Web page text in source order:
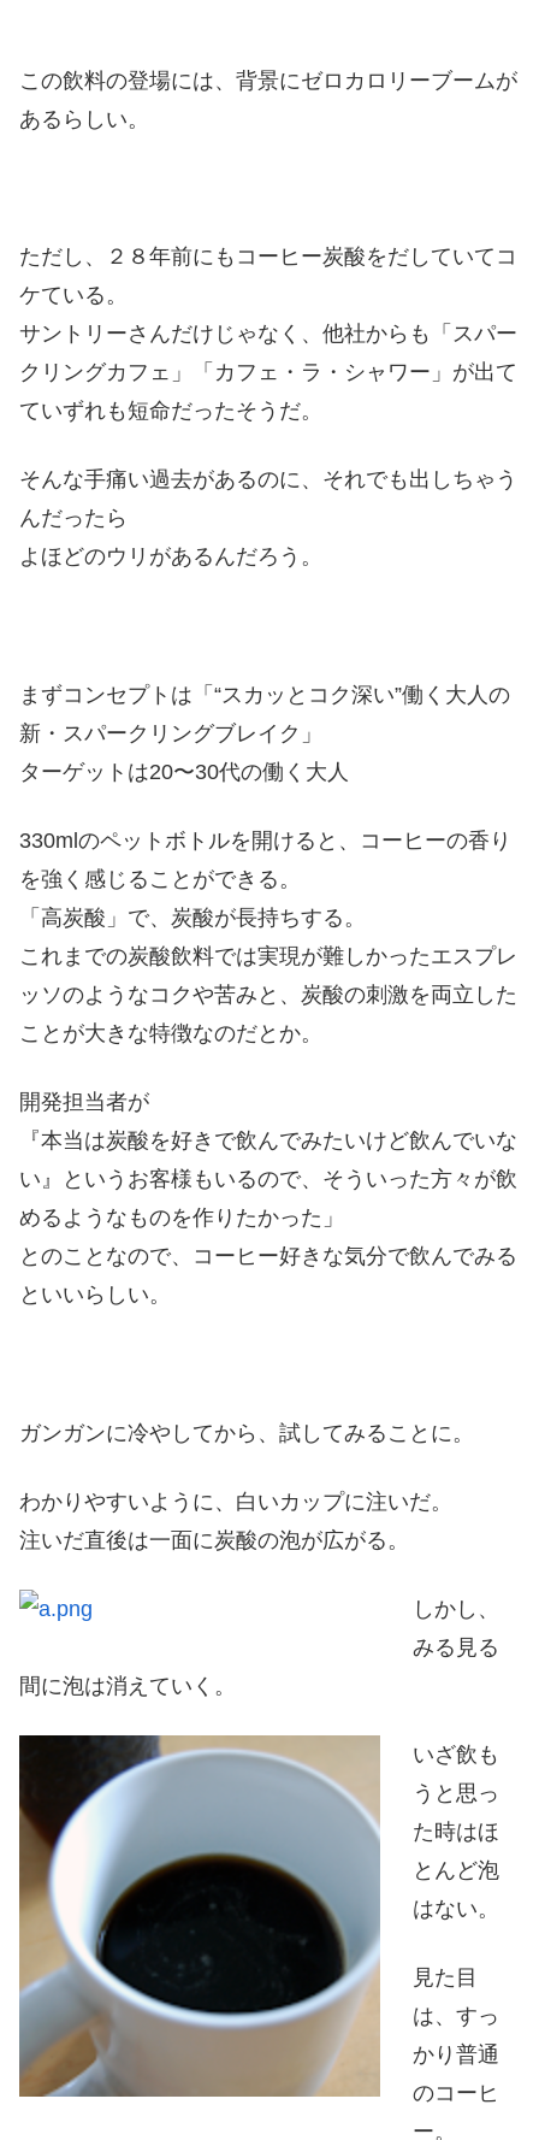
この飲料の登場には、背景にゼロカロリーブームが
あるらしい。
ただし、２８年前にもコーヒー炭酸をだしていてコ
ケている。
サントリーさんだけじゃなく、他社からも「スパー
クリングカフェ」「カフェ・ラ・シャワー」が出て
ていずれも短命だったそうだ。
そんな手痛い過去があるのに、それでも出しちゃう
んだったら
よほどのウリがあるんだろう。
まずコンセプトは「“スカッとコク深い”働く大人の
新・スパークリングブレイク」
ターゲットは20〜30代の働く大人
330mlのペットボトルを開けると、コーヒーの香り
を強く感じることができる。
「高炭酸」で、炭酸が長持ちする。
これまでの炭酸飲料では実現が難しかったエスプレ
ッソのようなコクや苦みと、炭酸の刺激を両立した
ことが大きな特徴なのだとか。
開発担当者が
『本当は炭酸を好きで飲んでみたいけど飲んでいな
い』というお客様もいるので、そういった方々が飲
めるようなものを作りたかった」
とのことなので、コーヒー好きな気分で飲んでみる
といいらしい。
ガンガンに冷やしてから、試してみることに。
わかりやすいように、白いカップに注いだ。
注いだ直後は一面に炭酸の泡が広がる。
しかし、
みる見る
間に泡は消えていく。
いざ飲も
うと思っ
た時はほ
とんど泡
はない。
見た目
は、すっ
かり普通
のコーヒ
ー。